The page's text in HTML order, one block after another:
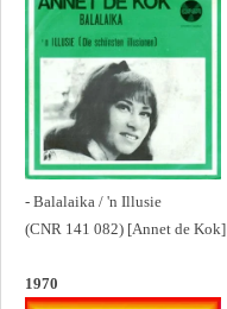
- Balalaika / 'n Illusie
(CNR 141 082) [Annet de Kok]
1970